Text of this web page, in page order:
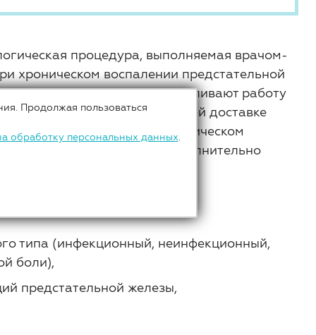
процедура, выполняемая врачом-
хроническом воспалении предстательной
действия восстанавливают работу
помогают быстрой доставке
При таком физиотерапевтическом
тем более если дополнительно
типа (инфекционный, неинфекционный,
боли),
предстательной железы,
Продолжая пользоваться
обработку персональных данных